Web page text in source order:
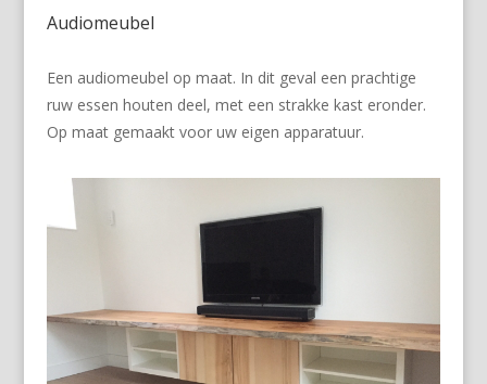
Audiomeubel
Een audiomeubel op maat. In dit geval een prachtige
ruw essen houten deel, met een strakke kast eronder.
Op maat gemaakt voor uw eigen apparatuur.